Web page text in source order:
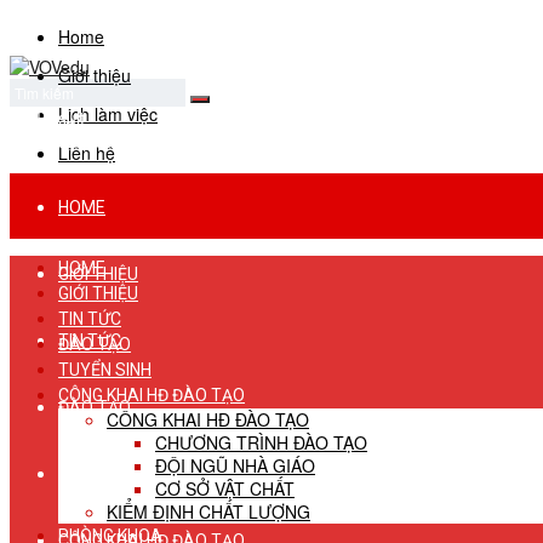
Home
Giới thiệu
Lịch làm việc
Liên hệ
No Result
View All Result
HOME
GIỚI THIỆU
TIN TỨC
ĐÀO TẠO
TUYỂN SINH
HOME
GIỚI THIỆU
TIN TỨC
ĐÀO TẠO
TUYỂN SINH
CÔNG KHAI HĐ ĐÀO TẠO
CÔNG KHAI HĐ ĐÀO TẠO
CHƯƠNG TRÌNH ĐÀO TẠO
ĐỘI NGŨ NHÀ GIÁO
CƠ SỞ VẬT CHẤT
KIỂM ĐỊNH CHẤT LƯỢNG
PHÒNG KHOA